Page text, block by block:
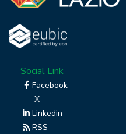
Social Link
Facebook
X
Linkedin
RSS